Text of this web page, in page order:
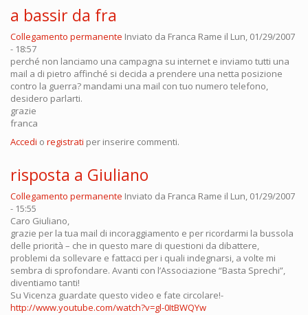
a bassir da fra
Collegamento permanente Inviato da Franca Rame il Lun, 01/29/2007
- 18:57
perché non lanciamo una campagna su internet e inviamo tutti una
mail a di pietro affinché si decida a prendere una netta posizione
contro la guerra? mandami una mail con tuo numero telefono,
desidero parlarti.
grazie
franca
Accedi o registrati per inserire commenti.
risposta a Giuliano
Collegamento permanente Inviato da Franca Rame il Lun, 01/29/2007
- 15:55
Caro Giuliano,
grazie per la tua mail di incoraggiamento e per ricordarmi la bussola
delle priorità – che in questo mare di questioni da dibattere,
problemi da sollevare e fattacci per i quali indegnarsi, a volte mi
sembra di sprofondare. Avanti con l’Associazione “Basta Sprechi”,
diventiamo tanti!
Su Vicenza guardate questo video e fate circolare!-
http://www.youtube.com/watch?v=gl-0ItBWQYw